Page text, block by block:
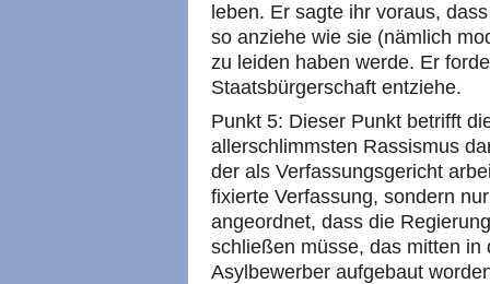
leben. Er sagte ihr voraus,
so anziehe wie sie (nämlich
zu leiden haben werde. Er
Staatsbürgerschaft entziehe.
Punkt 5: Dieser Punkt betrifft
allerschlimmsten Rassismus
der als Verfassungsgericht
fixierte Verfassung, sondern
angeordnet, dass die
schließen müsse, das mitten in
Asylbewerber aufgebaut